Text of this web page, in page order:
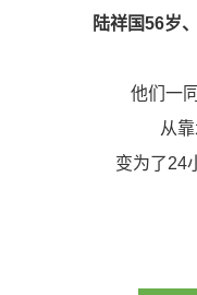
陆祥国56岁
他们一
从
变为了24